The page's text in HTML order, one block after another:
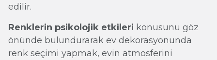
edilir.
Renklerin psikolojik etkileri konusunu göz
önünde bulundurarak ev dekorasyonunda
renk seçimi yapmak, evin atmosferini